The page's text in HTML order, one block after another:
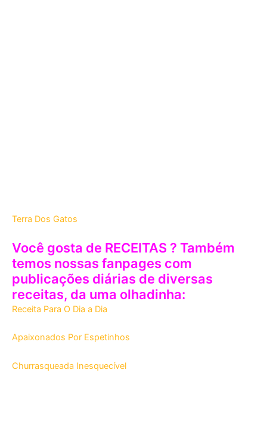
Terra Dos Gatos
Você gosta de RECEITAS ? Também
temos nossas fanpages com
publicações diárias de diversas
receitas, da uma olhadinha:
Receita Para O Dia a Dia
Apaixonados Por Espetinhos
Churrasqueada Inesquecível